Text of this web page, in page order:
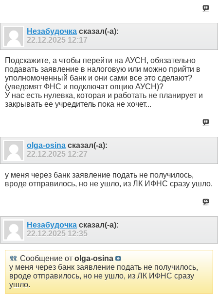
Незабудочка сказал(-а):
22.12.2025 12:17
Подскажите, а чтобы перейти на АУСН, обязательно
подавать заявление в налоговую или можно прийти в
уполномоченный банк и они сами все это сделают?
(уведомят ФНС и подключат опцию АУСН)?
У нас есть нулевка, которая и работать не планирует и
закрывать ее учредитель пока не хочет...
olga-osina сказал(-а):
22.12.2025 12:27
у меня через банк заявление подать не получилось,
вроде отправилось, но не ушло, из ЛК ИФНС сразу ушло.
Незабудочка сказал(-а):
22.12.2025 12:35
Сообщение от olga-osina
у меня через банк заявление подать не получилось,
вроде отправилось, но не ушло, из ЛК ИФНС сразу
ушло.